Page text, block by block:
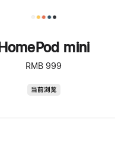
HomePod mini
RMB 999
当前浏览